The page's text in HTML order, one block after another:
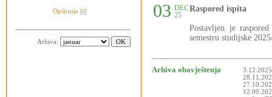
Opširnije
Arhiva:
03 DEC
25
Raspored ispita
Postavljen je
semestru studijske
Arhiva obavještenja